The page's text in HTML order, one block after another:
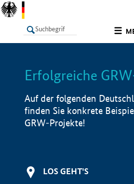
LISTE
Erfolgreiche
Auf der folgenden
finden Sie konkrete
GRW-Projekte!
LOS GEHT'S